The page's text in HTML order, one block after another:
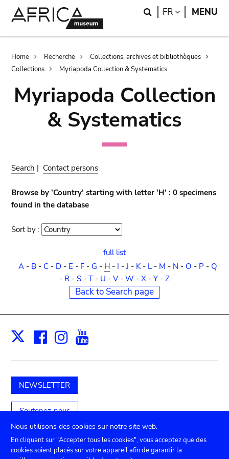
Search
FR LANGUAGE
MENU
Breadcrumb
Home Recherche
Collections, archives et bibliothèques
Collections
Myriapoda Collection & Systematics
Myriapoda Collection
& Systematics
Search | Contact persons
Browse by 'Country' starting with letter 'H' : 0 specimens
found in the database
Sort by : Sort
full list
A- B- C- D- E - F- G - H- I -J - K- L- M - N - O - P - Q
- R - S - T - U - V- W - X - Y - Z
Back to Search page
X Facebook
Instagram
NEWSLETTER
Soutenez-nous
Nous utilisons des cookies sur notre site web.
En cliquant sur "Accepter tous les cookies", vous acceptez que des
cookies soient placés sur votre appareil afin de garantir la